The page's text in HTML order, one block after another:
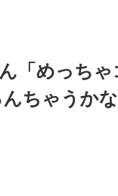
「めっち
ちゃうか